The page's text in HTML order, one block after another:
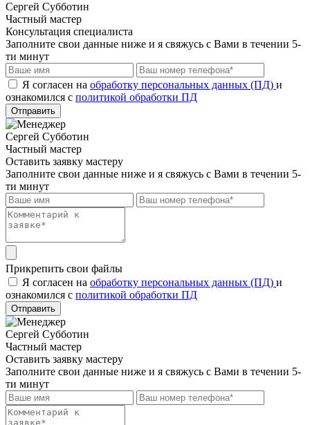
Сергей Субботин
Частный мастер
Консультация специалиста
Заполните свои данные ниже и я свяжусь с Вами в течении 5-
ти минут
Я согласен на обработку персональных данных (ПД) и
ознакомился с политикой обработки ПД
Отправить
Сергей Субботин
Частный мастер
Оставить заявку мастеру
Заполните свои данные ниже и я свяжусь с Вами в течении 5-
ти минут
Прикрепить свои файлы
Я согласен на обработку персональных данных (ПД) и
ознакомился с политикой обработки ПД
Отправить
Сергей Субботин
Частный мастер
Оставить заявку мастеру
Заполните свои данные ниже и я свяжусь с Вами в течении 5-
ти минут